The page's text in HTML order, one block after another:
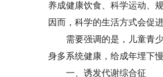
养成健康饮食、科学运动、
因而，科学的生活方式会促
需要强调的是，儿童青少
身多系统健康，给成年埋下
一、诱发代谢综合征